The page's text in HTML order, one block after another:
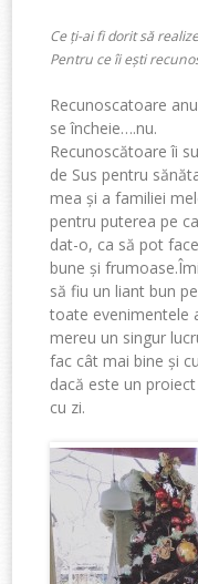
Ce ți-ai fi dorit să
Pentru ce îi ești
Recunoscatoare
se încheie….nu.
Recunoscătoare îi
de Sus pentru
mea și a familiei
pentru puterea pe
dat-o, ca să pot
bune și
să fiu un liant bun
toate evenimentele
mereu un singur
fac cât mai bine și
dacă este un
cu zi.